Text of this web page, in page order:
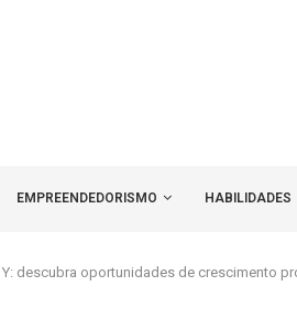
EMPREENDEDORISMO HABILIDADES
Y: descubra oportunidades de crescimento